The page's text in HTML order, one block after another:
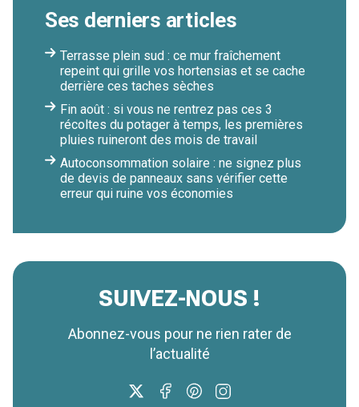
Ses derniers articles
Terrasse plein sud : ce mur fraîchement
repeint qui grille vos hortensias et se cache
derrière ces taches sèches
Fin août : si vous ne rentrez pas ces 3
récoltes du potager à temps, les premières
pluies ruineront des mois de travail
Autoconsommation solaire : ne signez plus
de devis de panneaux sans vérifier cette
erreur qui ruine vos économies
SUIVEZ-NOUS !
Abonnez-vous pour ne rien rater de
l’actualité